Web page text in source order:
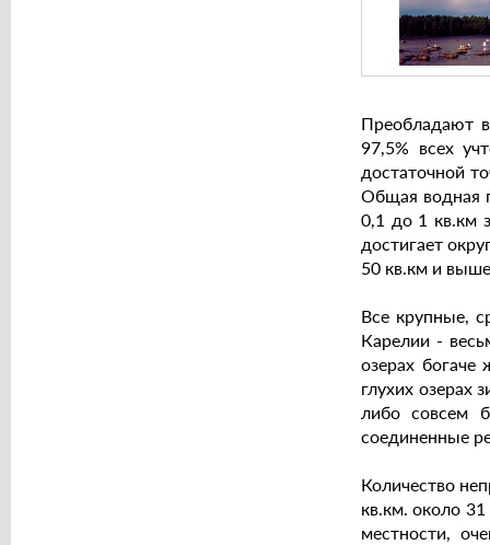
Преобладают
97,5% всех
достаточной
Общая водная
0,1 до 1 кв.км
достигает
50 кв.км и
Все крупные,
Карелии -
озерах
глухих озерах
либо совсем
соединенные
Количество
кв.км. около
местности,